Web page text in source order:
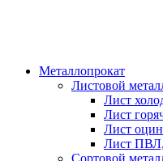
Металлопрокат
Листовой
Лист
Лист
Лист
Лист
Сортовой